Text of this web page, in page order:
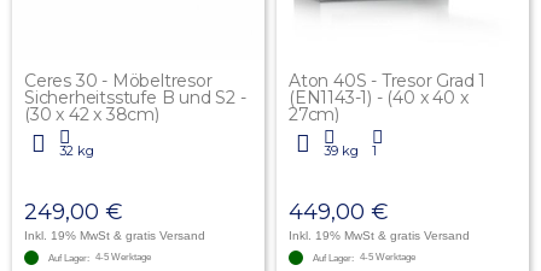
Ceres 30 - Möbeltresor
Sicherheitsstufe B und S2 -
(30 x 42 x 38cm)
32 kg
249,00 €
Inkl. 19% MwSt & gratis Versand
Auf Lager: 4-5 Werktage
Aton 40S - Tresor Grad 1
(EN1143-1) - (40 x 40 x
27cm)
39 kg 1
449,00 €
Inkl. 19% MwSt & gratis Versand
Auf Lager: 4-5 Werktage